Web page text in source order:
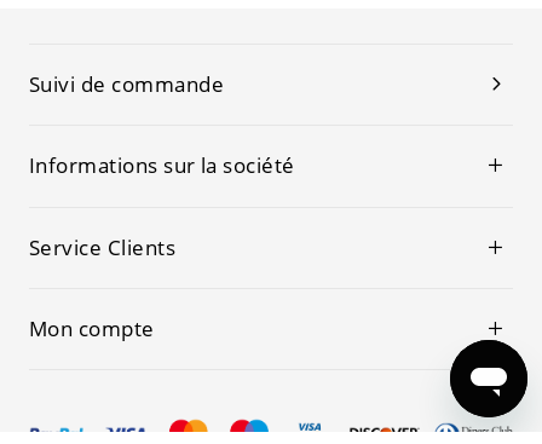
Suivi de commande
Informations sur la société
Service Clients
Mon compte